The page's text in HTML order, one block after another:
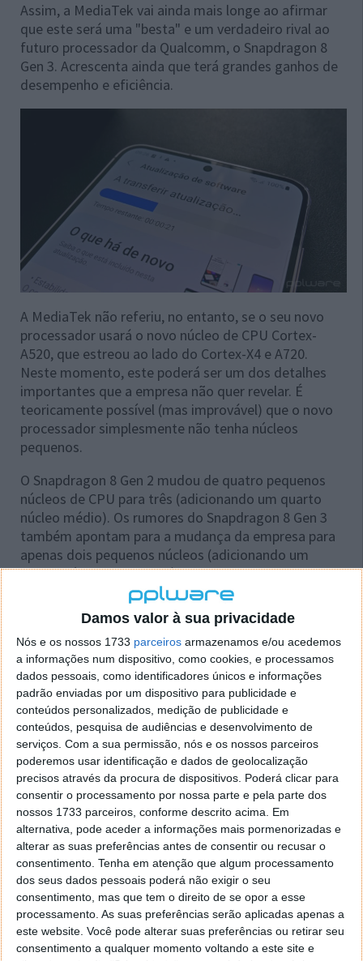
Damos valor à sua privacidade
Nós e os nossos 1733 parceiros armazenamos e/ou acedemos
a informações num dispositivo, como cookies, e processamos
dados pessoais, como identificadores únicos e informações
padrão enviadas por um dispositivo para publicidade e
conteúdos personalizados, medição de publicidade e
conteúdos, pesquisa de audiências e desenvolvimento de
serviços. Com a sua permissão, nós e os nossos parceiros
poderemos usar identificação e dados de geolocalização
precisos através da procura de dispositivos. Poderá clicar para
consentir o processamento por nossa parte e pela parte dos
nossos 1733 parceiros, conforme descrito acima. Em
alternativa, pode aceder a informações mais pormenorizadas e
alterar as suas preferências antes de consentir ou recusar o
consentimento. Tenha em atenção que algum processamento
dos seus dados pessoais poderá não exigir o seu
consentimento, mas que tem o direito de se opor a esse
processamento. As suas preferências serão aplicadas apenas a
este website. Você pode alterar suas preferências ou retirar seu
consentimento a qualquer momento voltando a este site e
Assim, a MediaTek vai ainda mais longe ao afirmar
que este será uma "besta" e um verdadeiro rival ao
futuro processador da Qualcomm, o Snapdragon 8
Gen 3. Acrescenta ainda que terá grandes ganhos de
desempenho e eficiência.
A MediaTek não referiu, no entanto, se o seu novo
processador usará o novo núcleo de CPU Cortex-
A520, que estreou ao lado do Cortex-X4 e A720.
Neste momento, este poderá ser um dos detalhes
importantes que a empresa não quer revelar. É
teoricamente possível (mas improvável) que o novo
processador simplesmente não tenha núcleos
pequenos.
O Snapdragon 8 Gen 2 mudou de quatro pequenos
núcleos de CPU para três (adicionando um quarto
núcleo médio). Os rumores do Snapdragon 8 Gen 3
também apontam para a mudança da empresa para
apenas dois pequenos núcleos (adicionando um
quinto núcleo de CPU médio). Portanto, parece haver
uma tendência para reduzir o número de pequenos
núcleos, mas cortá-los todos ao mesmo tempo seria
um movimento agressivo e provavelmente teria
ramificações para eficiência e desempenho multi-
core.
Este artigo tem mais de um ano
Acompanhe o Pplware no Google Notícias
Proponha uma correção, faça uma sugestão
Autor:Maria Inês Coelho